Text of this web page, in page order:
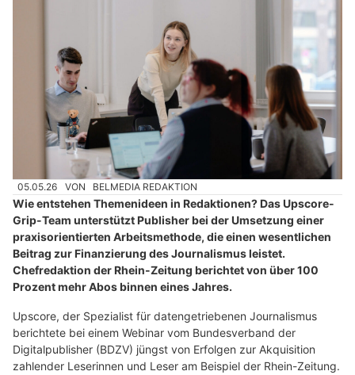
05.05.26 VON BELMEDIA REDAKTION
Wie entstehen Themenideen in Redaktionen? Das Upscore-
Grip-Team unterstützt Publisher bei der Umsetzung einer
praxisorientierten Arbeitsmethode, die einen wesentlichen
Beitrag zur Finanzierung des Journalismus leistet.
Chefredaktion der Rhein-Zeitung berichtet von über 100
Prozent mehr Abos binnen eines Jahres.
Upscore, der Spezialist für datengetriebenen Journalismus
berichtete bei einem Webinar vom Bundesverband der
Digitalpublisher (BDZV) jüngst von Erfolgen zur Akquisition
zahlender Leserinnen und Leser am Beispiel der Rhein-Zeitung.